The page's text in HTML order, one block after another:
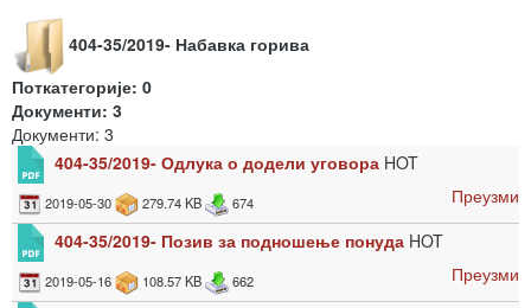
404-35/2019- Набавка горива
Поткатегорије: 0
Документи: 3
Документи: 3
404-35/2019- Одлука о додели уговора HOT
2019-05-30 279.74 KB 674
Преузми
404-35/2019- Позив за подношење понуда HOT
2019-05-16 108.57 KB 662
Преузми